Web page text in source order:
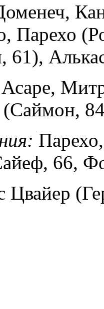
Парехо
61),
66,
Цвайер